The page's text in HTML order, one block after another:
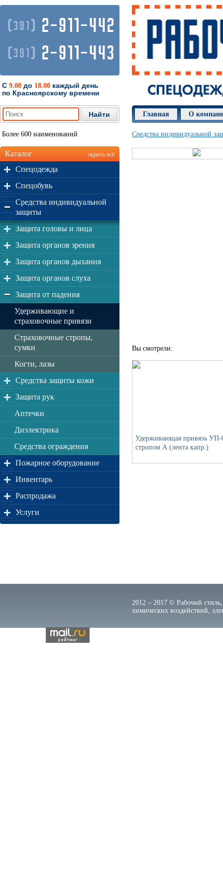
(391) 2-911-442
(391) 2-911-443
С 9.00 до 18.00 каждый день
по Красноярскому времени
Главная О
Более 600 наименований
Каталог скрыть всё
Спецодежда
Спецобувь
Средства индивидуальной
защиты
Защита головы и лица
Защита органов зрения
Защита органов дыхания
Защита органов слуха
Защита от падения
Удерживающие и
страховочные привязи
Страховочные стропы,
сумки
Когти, лазы
Средства защиты кожи
Защита рук
Аптечки
Диэлектрика
Средства ограждения
Пожарное оборудование
Инвентарь
Распродажа
Услуги
Средства индивидуальной
Вы смотрели:
Удерживающая привязь УП-
стропом А (лента капр.)
2012 – 2017 © Рабочий
химических воздействий,